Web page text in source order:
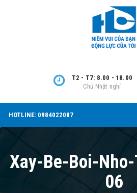
T2 - T7: 8.00 - 18.00
Chủ Nhật nghỉ
HOTLINE: 0984022087
Xay-Be-Boi-
06